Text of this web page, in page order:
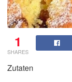
1
SHARES
Zutaten